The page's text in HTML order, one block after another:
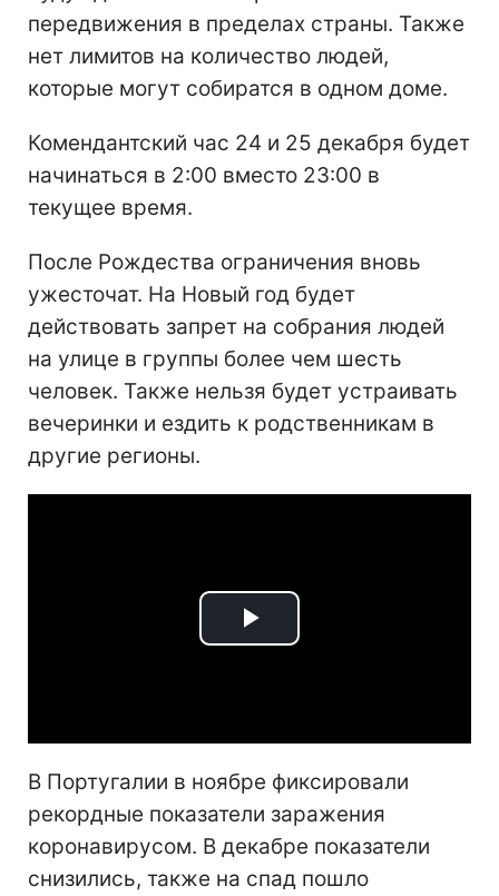
передвижения в пределах страны. Также
нет лимитов на количество людей,
которые могут собиратся в одном доме.
Комендантский час 24 и 25 декабря будет
начинаться в 2:00 вместо 23:00 в
текущее время.
После Рождества ограничения вновь
ужесточат. На Новый год будет
действовать запрет на собрания людей
на улице в группы более чем шесть
человек. Также нельзя будет устраивать
вечеринки и ездить к родственникам в
другие регионы.
Play
В Португалии в ноябре фиксировали
рекордные показатели заражения
коронавирусом. В декабре показатели
снизились, также на спад пошло